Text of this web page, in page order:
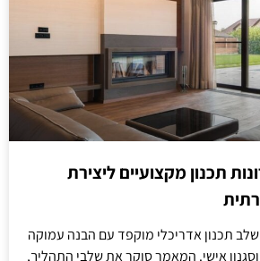
תכנון מקצועיים ליצירת
תכנון אדריכלי מוקפד עם הבנה עמוקה
אישי. המאמר סוקר את שלבי התהליך,